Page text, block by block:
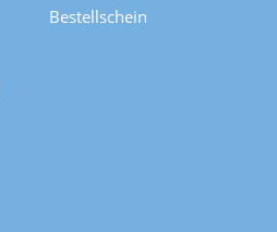
Bestellschein